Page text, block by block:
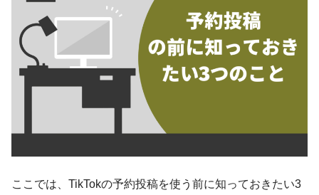
ここでは、TikTokの予約投稿を使う前に知っておきたい3